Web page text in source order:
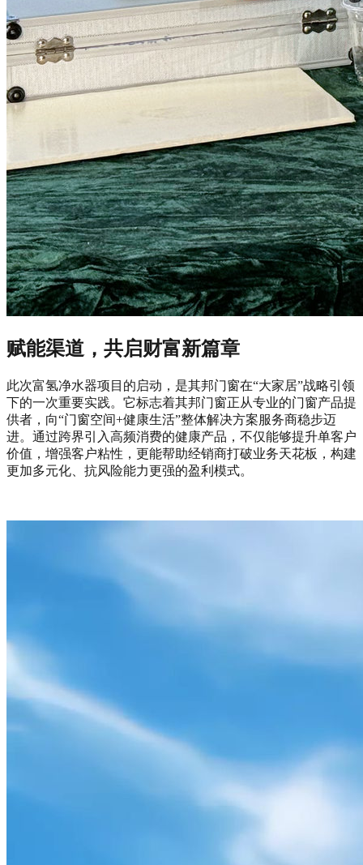
赋能渠道，共启财富新篇章
此次富氢净水器项目的启动，是其邦门窗在“大家居”战略引领
下的一次重要实践。它标志着其邦门窗正从专业的门窗产品提
供者，向“门窗空间+健康生活”整体解决方案服务商稳步迈
进。通过跨界引入高频消费的健康产品，不仅能够提升单客户
价值，增强客户粘性，更能帮助经销商打破业务天花板，构建
更加多元化、抗风险能力更强的盈利模式。